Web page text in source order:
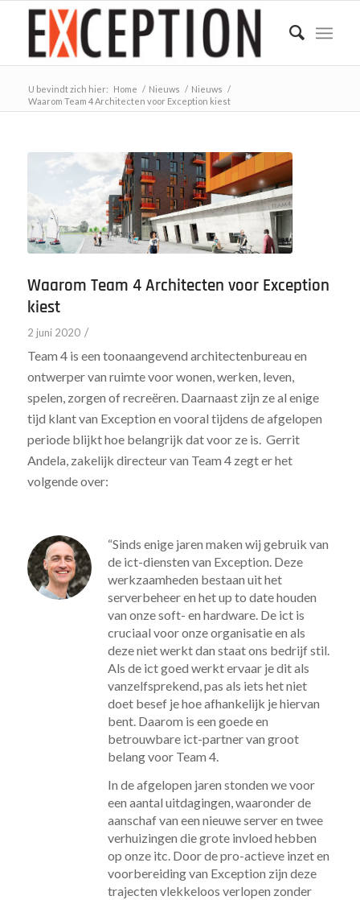
U bevindt zich hier: Home / Nieuws / Nieuws /
Waarom Team 4 Architecten voor Exception kiest
Waarom Team 4 Architecten voor Exception
kiest
2 juni 2020 /
Team 4 is een toonaangevend architectenbureau en
ontwerper van ruimte voor wonen, werken, leven,
spelen, zorgen of recreëren. Daarnaast zijn ze al enige
tijd klant van Exception en vooral tijdens de afgelopen
periode blijkt hoe belangrijk dat voor ze is. Gerrit
Andela, zakelijk directeur van Team 4 zegt er het
volgende over:
“Sinds enige jaren maken wij gebruik van
de ict-diensten van Exception. Deze
werkzaamheden bestaan uit het
serverbeheer en het up to date houden
van onze soft- en hardware. De ict is
cruciaal voor onze organisatie en als
deze niet werkt dan staat ons bedrijf stil.
Als de ict goed werkt ervaar je dit als
vanzelfsprekend, pas als iets het niet
doet besef je hoe afhankelijk je hiervan
bent. Daarom is een goede en
betrouwbare ict-partner van groot
belang voor Team 4.
In de afgelopen jaren stonden we voor
een aantal uitdagingen, waaronder de
aanschaf van een nieuwe server en twee
verhuizingen die grote invloed hebben
op onze itc. Door de pro-actieve inzet en
voorbereiding van Exception zijn deze
trajecten vlekkeloos verlopen zonder